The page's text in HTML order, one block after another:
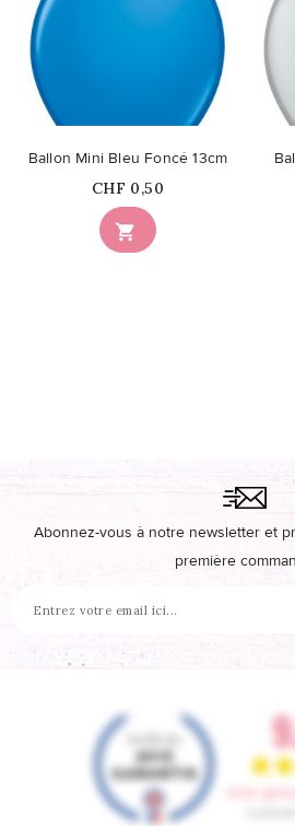

Ballon Mini Bleu Foncé 13cm
Prix
CHF 0,50
Abonnez-vous à notre newsletter et
première